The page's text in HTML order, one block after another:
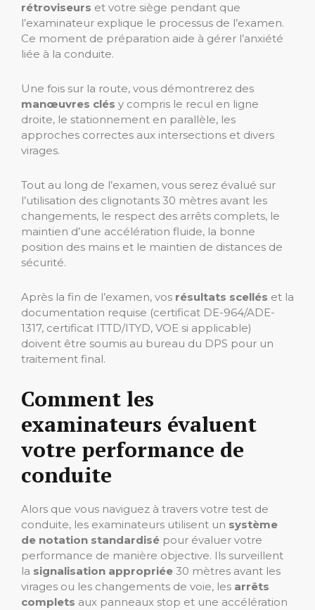
rétroviseurs et votre siège pendant que
l’examinateur explique le processus de l’examen.
Ce moment de préparation aide à gérer l’anxiété
liée à la conduite.
Une fois sur la route, vous démontrerez des
manœuvres clés y compris le recul en ligne
droite, le stationnement en parallèle, les
approches correctes aux intersections et divers
virages.
Tout au long de l’examen, vous serez évalué sur
l’utilisation des clignotants 30 mètres avant les
changements, le respect des arrêts complets, le
maintien d’une accélération fluide, la bonne
position des mains et le maintien de distances de
sécurité.
Après la fin de l’examen, vos résultats scellés et la
documentation requise (certificat DE-964/ADE-
1317, certificat ITTD/ITYD, VOE si applicable)
doivent être soumis au bureau du DPS pour un
traitement final.
Comment les
examinateurs évaluent
votre performance de
conduite
Alors que vous naviguez à travers votre test de
conduite, les examinateurs utilisent un système
de notation standardisé pour évaluer votre
performance de manière objective. Ils surveillent
la signalisation appropriée 30 mètres avant les
virages ou les changements de voie, les arrêts
complets aux panneaux stop et une accélération